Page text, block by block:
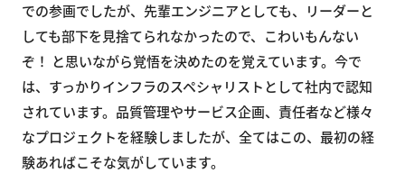
での参画でしたが、先輩エンジニアとしても、リーダーと
しても部下を見捨てられなかったので、こわいもんない
ぞ！ と思いながら覚悟を決めたのを覚えています。今で
は、すっかりインフラのスペシャリストとして社内で認知
されています。品質管理やサービス企画、責任者など様々
なプロジェクトを経験しましたが、全てはこの、最初の経
験あればこそな気がしています。